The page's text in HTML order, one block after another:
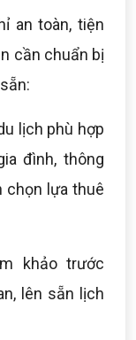
an toàn, tiện
cần chuẩn bị
lịch phù hợp
đình, thông
chọn lựa thuê
khảo trước
lên sẵn lịch